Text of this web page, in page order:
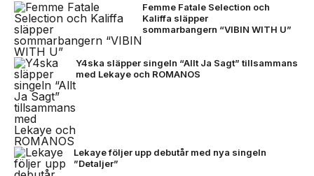
Femme Fatale Selection och
Kaliffa släpper
sommarbangern “VIBIN WITH U”
Y4ska släpper singeln “Allt Ja Sagt” tillsammans
med Lekaye och ROMANOS
Lekaye följer upp debutår med nya singeln
”Detaljer”